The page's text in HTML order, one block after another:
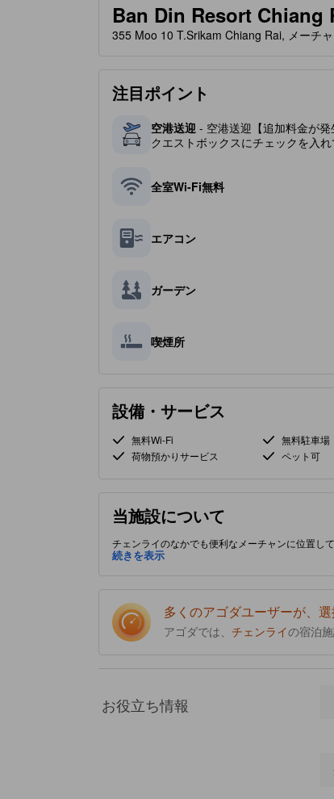
Ban Din Resort Chiang
355 Moo 10 T.Srikam Chiang Rai, メーチ
注目ポイント
空港送迎 - 空港送迎【追加料金が
クエストボックスにチェックを入れ
全室Wi-Fi無料
エアコン
ガーデン
喫煙所
設備・サービス
無料Wi-Fi 無料駐車場
荷物預かりサービス
ペット可
当施設について
チェンライのなかでも便利なメーチャンに位置し
続きを表示
多くのアゴダユーザーが、
アゴダでは、 チェンライの宿泊
お役立ち情報